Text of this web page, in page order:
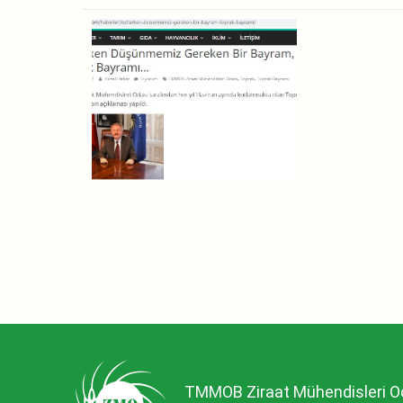
TMMOB Ziraat Mühendisleri